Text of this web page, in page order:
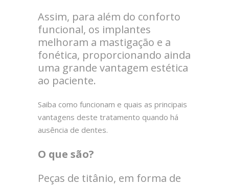
Assim, para além do conforto
funcional, os implantes
melhoram a mastigação e a
fonética, proporcionando ainda
uma grande vantagem estética
ao paciente.
Saiba como funcionam e quais as principais
vantagens deste tratamento quando há
ausência de dentes.
O que são?
Peças de titânio, em forma de